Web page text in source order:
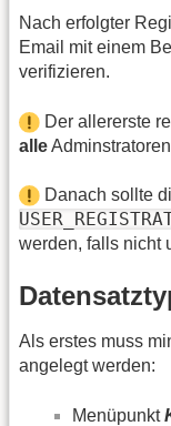
Nach erfolgter
Email mit einem
verifizieren.
Der allererste
alle
Danach sollte
werden, falls nicht
Als erstes muss
angelegt werden:
Menüpunkt